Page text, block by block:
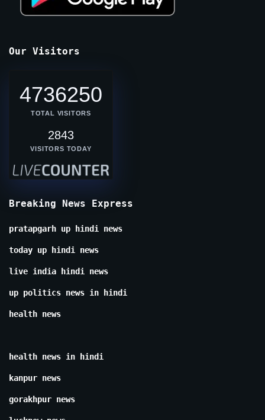
Our Visitors
4736250
TOTAL VISITORS
2843
VISITORS TODAY
Breaking News Express
pratapgarh up hindi news
today up hindi news
live india hindi news
up politics news in hindi
health news
health news in hindi
kanpur news
gorakhpur news